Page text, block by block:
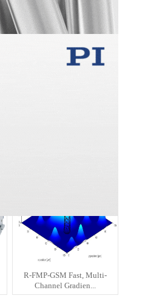
R-FMP-GSM Fast, Multi-
Channel Gradien...